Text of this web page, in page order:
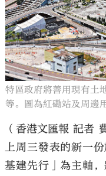
特區政府將善用現有土
等。圖為紅磡站及周邊
（香港文匯報 記者
上周三發表的新一
基建先行」為主軸